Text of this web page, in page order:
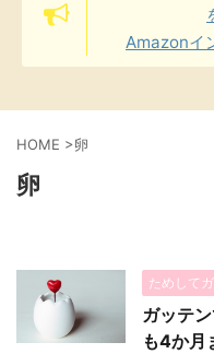
Amazonイ
HOME >卵
卵
ためして
ガッテ
も4か月